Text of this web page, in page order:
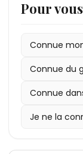
Pour
Connue
Connue du
Connue
Je ne la